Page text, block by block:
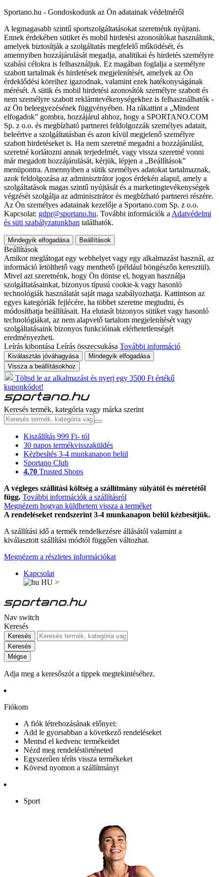
Sportano.hu - Gondoskodunk az Ön adatainak védelméről
A legmagasabb szintű sportszolgáltatásokat szeretnénk nyújtani.
Ennek érdekében sütiket és mobil hirdetési azonosítókat használunk,
amelyek biztosítják a szolgáltatás megfelelő működését, és
amennyiben hozzájárulását megadja, analitikai és hirdetés személyre
szabási célokra is felhasználjuk. Ez magában foglalja a személyre
szabott tartalmak és hirdetések megjelenítését, amelyek az Ön
érdeklődési köreihez igazodnak, valamint ezek hatékonyságának
mérését. A sütik és mobil hirdetési azonosítók személyre szabott és
nem személyre szabott reklámtevékenységekhez is felhasználhatók -
az Ön beleegyezésének függvényében. Ha rákattint a „Mindent
elfogadok” gombra, hozzájárul ahhoz, hogy a SPORTANO.COM
Sp. z o.o. és megbízható partnerei feldolgozzák személyes adatait,
beleértve a szolgáltatásban és azon kívül megjelenő személyre
szabott hirdetéseket is. Ha nem szeretné megadni a hozzájárulást,
szeretné korlátozni annak terjedelmét, vagy vissza szeretné vonni
már megadott hozzájárulását, kérjük, lépjen a „Beállítások”
menüpontra. Amennyiben a sütik személyes adatokat tartalmaznak,
azok feldolgozása az adminisztrátor jogos érdekén alapul, amely a
szolgáltatások magas szintű nyújtását és a marketingtevékenységek
végzését szolgálja az adminisztrátor és megbízható partnerei részére.
Az Ön személyes adatainak kezelője a Sportano.com Sp. z o.o.
Kapcsolat: gdpr@sportano.hu. További információk a Adatvédelmi
és süti szabályzatunkban találhatók.
Mindegyik elfogadása Beállítások
Beállítások
Amikor meglátogat egy webhelyet vagy egy alkalmazást használ, az
információ letölthető vagy menthető (például böngészőn keresztül).
Mivel azt szeretnénk, hogy Ön döntse el, hogyan használja
szolgáltatásainkat, bizonyos típusú cookie-k vagy hasonló
technológiák használatát saját maga szabályozhatja. Kattintson az
egyes kategóriák fejlécére, ha többet szeretne megtudni, és
módosíthatja beállításait. Ha elutasít bizonyos sütiket vagy hasonló
technológiákat, az nem alapvető tartalom megjelenítését vagy
szolgáltatásaink bizonyos funkcióinak elérhetetlenségét
eredményezheti.
Leírás kibontása Leírás összecsukása További információ
Kiválasztás jóváhagyása
Mindegyik elfogadása
Vissza a beállításokhoz
Töltsd le az alkalmazást és nyerj egy 3500 Ft értékű
kuponkódot!
Keresés termék, kategória vagy márka szerint
Kiszállítás 999 Ft- tól
30 napos termékvisszaküldés
Kézbesítés 3-4 munkanapon belül
Sportano Club
4.70 Trusted Shops
A végleges szállítási költség a szállítmány súlyától és méretétől
függ. További információk a szállításról
Megnézem hogyan küldhetem vissza a terméket
A rendeléseket rendszerint 3-4 munkanapon belül kézbesítjük.
A szállítási idő a termék rendelkezésre állásától valamint a
kiválasztott szállítási módtól függően változhat.
Megnézem a részletes információkat
Kapcsolat
HU >
Nav switch
Keresés
Keresés
Keresés
Mégse
Adja meg a keresőszót a tippek megtekintéséhez.
Fiókom
A fiók létrehozásának előnyei:
Add le gyorsabban a következő rendeléseket
Mentsd el kedvenc termékeidet
Nézd meg rendeléstörténeted
Egyszerűen téríts vissza termékeket
Kövesd nyomon a szállítmányt
Sport